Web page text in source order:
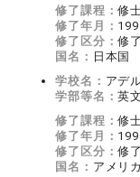
修了課程：修
修了年月：
修了区分：修了
国名： 日本国
学校名： アデ
学部等名：英
修了課程：修
修了年月：
修了区分：修了
国名： アメリ